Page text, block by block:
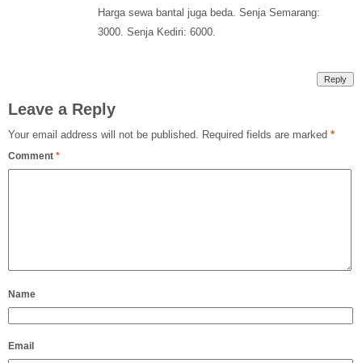
Harga sewa bantal juga beda. Senja Semarang:
3000. Senja Kediri: 6000.
Reply
Leave a Reply
Your email address will not be published. Required fields are marked *
Comment *
Name
Email